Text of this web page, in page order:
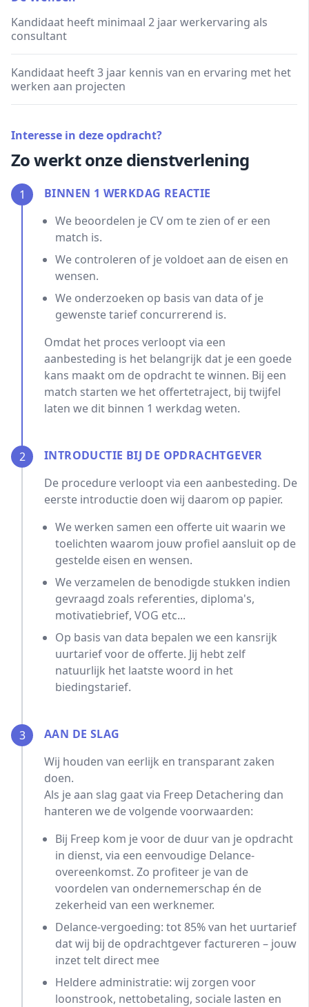
Kandidaat heeft minimaal 2 jaar werkervaring als
consultant
Kandidaat heeft 3 jaar kennis van en ervaring met het
werken aan projecten
Interesse in deze opdracht?
Zo werkt onze dienstverlening
1
BINNEN 1 WERKDAG REACTIE
We beoordelen je CV om te zien of er een
match is.
We controleren of je voldoet aan de eisen en
wensen.
We onderzoeken op basis van data of je
gewenste tarief concurrerend is.
Omdat het proces verloopt via een
aanbesteding is het belangrijk dat je een goede
kans maakt om de opdracht te winnen. Bij een
match starten we het offertetraject, bij twijfel
laten we dit binnen 1 werkdag weten.
2
INTRODUCTIE BIJ DE OPDRACHTGEVER
De procedure verloopt via een aanbesteding. De
eerste introductie doen wij daarom op papier.
We werken samen een offerte uit waarin we
toelichten waarom jouw profiel aansluit op de
gestelde eisen en wensen.
We verzamelen de benodigde stukken indien
gevraagd zoals referenties, diploma's,
motivatiebrief, VOG etc...
Op basis van data bepalen we een kansrijk
uurtarief voor de offerte. Jij hebt zelf
natuurlijk het laatste woord in het
biedingstarief.
3
AAN DE SLAG
Wij houden van eerlijk en transparant zaken
doen.
Als je aan slag gaat via Freep Detachering dan
hanteren we de volgende voorwaarden:
Bij Freep kom je voor de duur van je opdracht
in dienst, via een eenvoudige Delance-
overeenkomst. Zo profiteer je van de
voordelen van ondernemerschap én de
zekerheid van een werknemer.
Delance-vergoeding: tot 85% van het uurtarief
dat wij bij de opdrachtgever factureren – jouw
inzet telt direct mee
Heldere administratie: wij zorgen voor
loonstrook, nettobetaling, sociale lasten en